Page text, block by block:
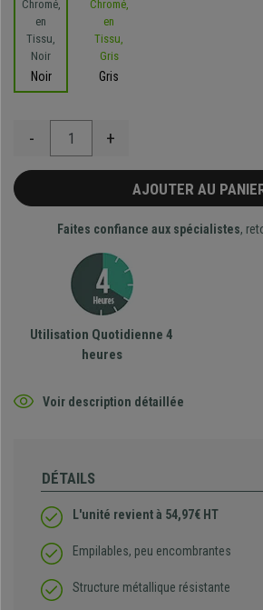
Noir Gris
- +
AJOUTER AU
Faites confiance aux spécialistes,
Utilisation Quotidienne 4
heures
Voir description détaillée
DÉTAILS
L'unité revient à 54,97€ HT
Empilables, peu encombrantes
Structure métallique résistante